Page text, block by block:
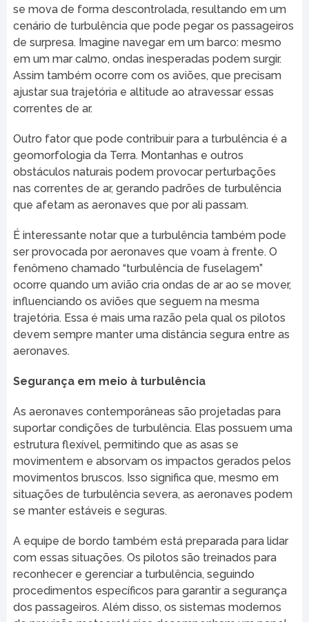
se mova de forma descontrolada, resultando em um
cenário de turbulência que pode pegar os passageiros
de surpresa. Imagine navegar em um barco: mesmo
em um mar calmo, ondas inesperadas podem surgir.
Assim também ocorre com os aviões, que precisam
ajustar sua trajetória e altitude ao atravessar essas
correntes de ar.
Outro fator que pode contribuir para a turbulência é a
geomorfologia da Terra. Montanhas e outros
obstáculos naturais podem provocar perturbações
nas correntes de ar, gerando padrões de turbulência
que afetam as aeronaves que por ali passam.
É interessante notar que a turbulência também pode
ser provocada por aeronaves que voam à frente. O
fenômeno chamado “turbulência de fuselagem”
ocorre quando um avião cria ondas de ar ao se mover,
influenciando os aviões que seguem na mesma
trajetória. Essa é mais uma razão pela qual os pilotos
devem sempre manter uma distância segura entre as
aeronaves.
Segurança em meio à turbulência
As aeronaves contemporâneas são projetadas para
suportar condições de turbulência. Elas possuem uma
estrutura flexível, permitindo que as asas se
movimentem e absorvam os impactos gerados pelos
movimentos bruscos. Isso significa que, mesmo em
situações de turbulência severa, as aeronaves podem
se manter estáveis e seguras.
A equipe de bordo também está preparada para lidar
com essas situações. Os pilotos são treinados para
reconhecer e gerenciar a turbulência, seguindo
procedimentos específicos para garantir a segurança
dos passageiros. Além disso, os sistemas modernos